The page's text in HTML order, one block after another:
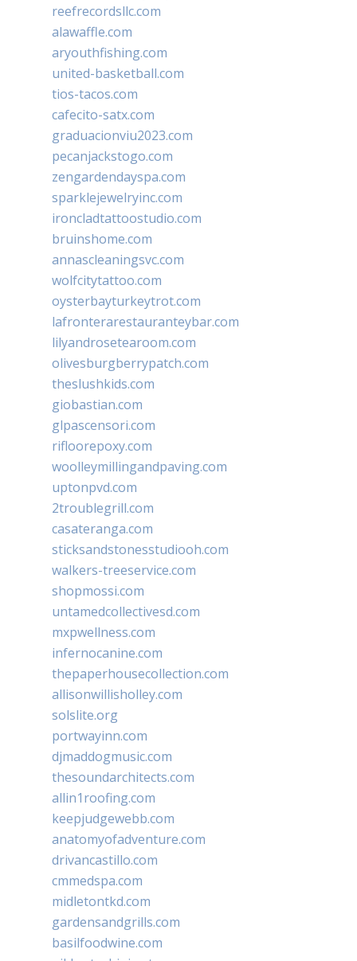
reefrecordsllc.com
alawaffle.com
aryouthfishing.com
united-basketball.com
tios-tacos.com
cafecito-satx.com
graduacionviu2023.com
pecanjackstogo.com
zengardendayspa.com
sparklejewelryinc.com
ironcladtattoostudio.com
bruinshome.com
annascleaningsvc.com
wolfcitytattoo.com
oysterbayturkeytrot.com
lafronterarestauranteybar.com
lilyandrosetearoom.com
olivesburgberrypatch.com
theslushkids.com
giobastian.com
glpascensori.com
rifloorepoxy.com
woolleymillingandpaving.com
uptonpvd.com
2troublegrill.com
casateranga.com
sticksandstonesstudiooh.com
walkers-treeservice.com
shopmossi.com
untamedcollectivesd.com
mxpwellness.com
infernocanine.com
thepaperhousecollection.com
allisonwillisholley.com
solslite.org
portwayinn.com
djmaddogmusic.com
thesoundarchitects.com
allin1roofing.com
keepjudgewebb.com
anatomyofadventure.com
drivancastillo.com
cmmedspa.com
midletontkd.com
gardensandgrills.com
basilfoodwine.com